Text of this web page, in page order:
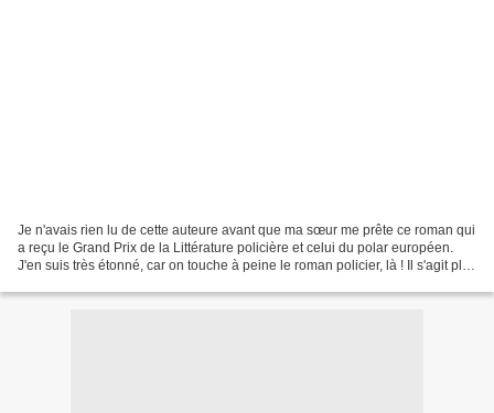
Je n'avais rien lu de cette auteure avant que ma sœur me prête ce roman qui
a reçu le Grand Prix de la Littérature policière et celui du polar européen.
J'en suis très étonné, car on touche à peine le roman policier, là ! Il s'agit plus